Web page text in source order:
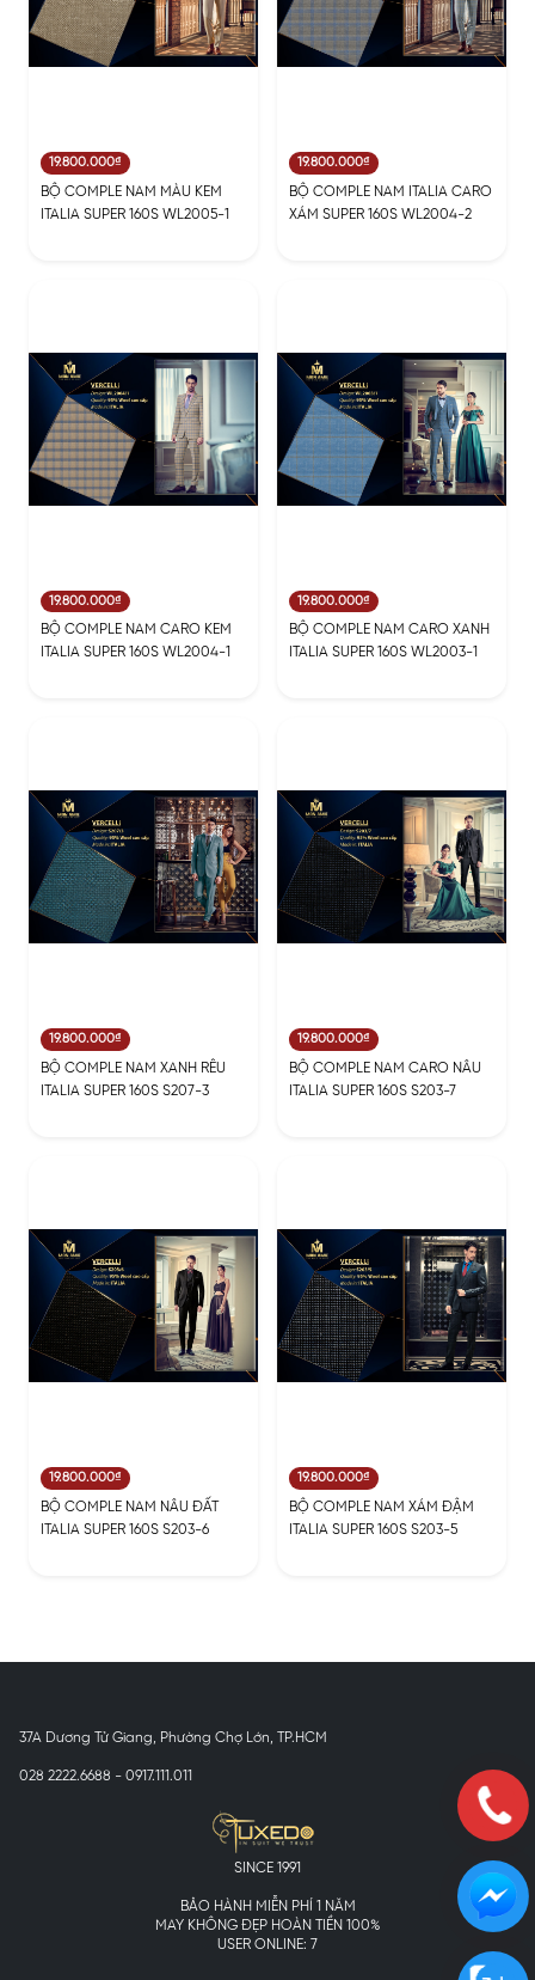
19.800.000₫
BỘ COMPLE NAM MÀU KEM
ITALIA SUPER 160S WL2005-1
19.800.000₫
BỘ COMPLE NAM ITALIA CARO
XÁM SUPER 160S WL2004-2
19.800.000₫
BỘ COMPLE NAM CARO KEM
ITALIA SUPER 160S WL2004-1
19.800.000₫
BỘ COMPLE NAM CARO XANH
ITALIA SUPER 160S WL2003-1
19.800.000₫
BỘ COMPLE NAM XANH RÊU
ITALIA SUPER 160S S207-3
19.800.000₫
BỘ COMPLE NAM CARO NÂU
ITALIA SUPER 160S S203-7
19.800.000₫
BỘ COMPLE NAM NÂU ĐẤT
ITALIA SUPER 160S S203-6
19.800.000₫
BỘ COMPLE NAM XÁM ĐẬM
ITALIA SUPER 160S S203-5
37A Dương Tử Giang, Phường Chợ Lớn, TP.HCM
028 2222.6688 - 0917.111.011
SINCE 1991
BẢO HÀNH MIỄN PHÍ 1 NĂM
MAY KHÔNG ĐẸP HOÀN TIỀN 100%
USER ONLINE: 7